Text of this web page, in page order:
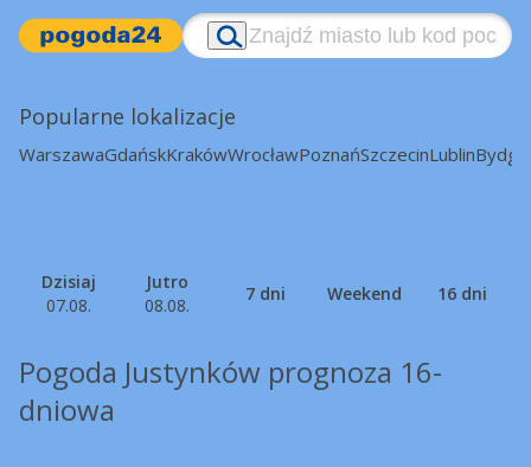
Popularne lokalizacje
WarszawaGdańskKrakówWrocławPoznańSzczecinLublin
Dzisiaj
07.08.
Jutro
08.08.
7 dni Weekend 16 dni
Pogoda Justynków prognoza 16-
dniowa